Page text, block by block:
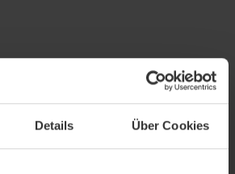
Details Über Cookies